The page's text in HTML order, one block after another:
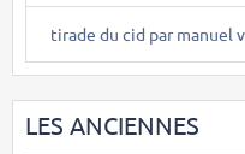
tirade du cid par manuel
LES ANCIENNES